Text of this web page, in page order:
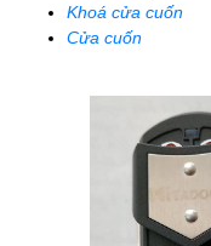
Khoá cửa cuốn
Cửa cuốn